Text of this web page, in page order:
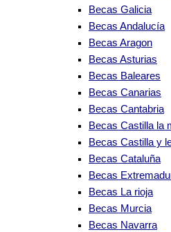
Becas Galicia
Becas Andalucía
Becas Aragon
Becas Asturias
Becas Baleares
Becas Canarias
Becas Cantabria
Becas Castilla la
Becas Castilla y
Becas Cataluña
Becas
Becas La rioja
Becas Murcia
Becas Navarra